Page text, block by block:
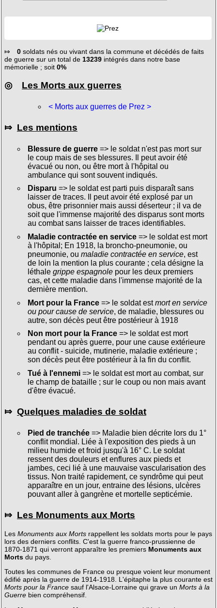
⤇ 0soldats nés ou vivant dans la commune et décédés de faits
de guerre sur un total de 13239intégrés dans notre base
mémorielle ; soit 0%
◎ Les Morts aux guerres
< Morts aux guerres de Prez >
⤇ Les mentions
Blessure de guerre=> le soldat n'est pas mort sur
le coup mais de ses blessures. Il peut avoir été
évacué ou non, ou être mort à l'hôpital ou
ambulance qui sont souvent indiqués.
Disparu => le soldat est parti puis disparaît sans
laisser de traces. Il peut avoir été explosé par un
obus, être prisonnier mais aussi déserteur ; il va de
soit que l'immense majorité des disparus sont morts
au combat sans laisser de traces identifiables.
Maladie contractée en service=> le soldat est mort
à l'hôpital; En 1918, la broncho-pneumonie, ou
pneumonie, ou maladie contractée en service, est
de loin la mention la plus courante ; cela désigne la
léthale grippe espagnolepour les deux premiers
cas, et cette maladie dans l'immense majorité de la
dernière mention.
Mort pour la France=> le soldat estmort en service
ou pour cause de service, de maladie, blessures ou
autre, son décès peut être postérieur à 1918
Non mort pour la France=> le soldat est mort
pendant ou après guerre, pour une cause extérieure
au conflit - suicide, mutinerie, maladie extérieure ;
son décès peut être postérieur à la fin du conflit.
Tué à l'ennemi=> le soldat est mort au combat, sur
le champ de bataille ; sur le coup ou non mais avant
d'être évacué.
⤇ Quelques maladies de soldat
Pied de tranchée=> Maladie bien décrite lors du 1°
conflit mondial. Liée à l'exposition des pieds à un
milieu humide et froid jusqu'à 16° C. Le soldat
ressent des douleurs et enflures aux pieds et
jambes, ceci lié à une mauvaise vascularisation des
tissus. Non traité rapidement, ce syndrôme qui peut
apparaître en un jour, entraine des lésions, ulcères
pouvant aller à gangrène et mortelle septicémie.
⤇ Les Monuments aux Morts
Les Monuments aux Mortsrappellent les soldats morts pour le pays
lors des derniers conflits. C'est la guerre franco-prussienne de
1870-1871 qui verront apparaître les premiers Monuments aux
Mortsdu pays.
Toutes les communes de France ou presque voient leur monument
édifié après la guerre de 1914-1918. L'épitaphe la plus courante est
Morts pour la Francesauf l'Alsace-Lorraine qui grave un Morts à la
Guerrebien compréhensif.